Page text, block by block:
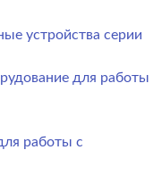
устройства серии
для работы
работы с